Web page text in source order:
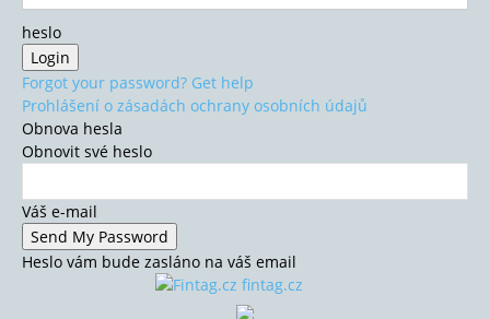
heslo
Forgot your password? Get help
Prohlášení o zásadách ochrany osobních údajů
Obnova hesla
Obnovit své heslo
Váš e-mail
Heslo vám bude zasláno na váš email
fintag.cz